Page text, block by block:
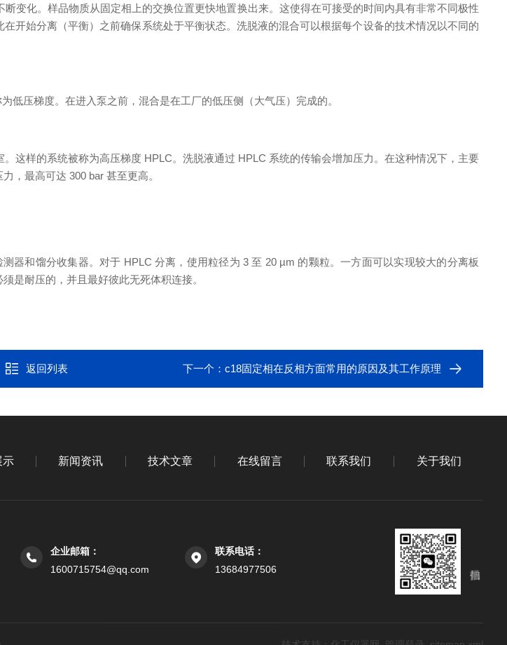
化。样品物质从固定相上的交换位置更快地置换出来。这使得在可接受的时间内具有非常不同极性
开始分离（平衡）之前确保系统处于平衡状态。洗脱液的混合可以根据每个设备的技术情况以不同的
压梯度。在进入泵之前，混合是在工厂的低压侧（大气压）完成的。
样的系统被称为高压梯度 HPLC。洗脱液通过 HPLC 系统的传输会增加压力。在这种情况下，主要
，最高可达 300 bar 甚至更高。
和馏分收集器。对于 HPLC 分离，使用粒径为 3 至 20 µm 的颗粒。一方面可以实现较大的分离板
是耐压的，并且最好彼此无死体积连接。
返回列表 下一个：c18固定相在反相方面常用的原因及其工作原理
示 新闻资讯 技术文章 在线留言 联系我们 关于我们
企业邮箱：
1600715754@qq.com
联系电话：
13684977506